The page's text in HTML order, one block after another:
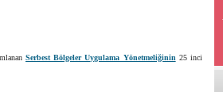
Serbest Bölgeler Uygulama Yönetmeliğinin 25 inci